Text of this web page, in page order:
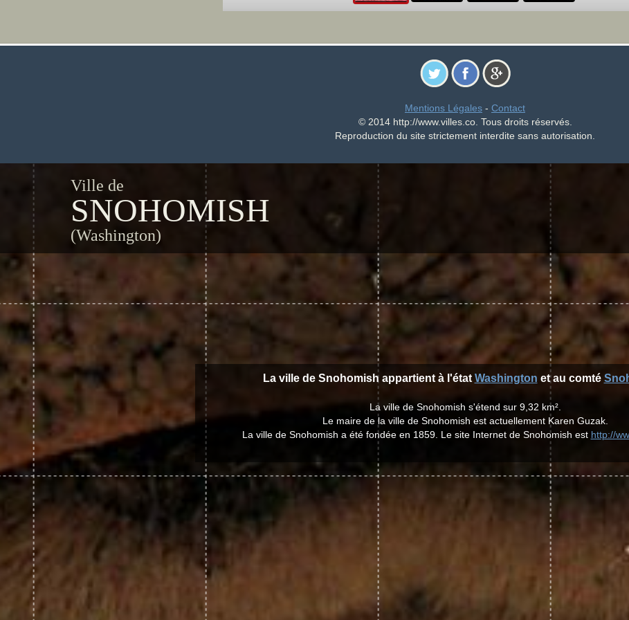
Mentions Légales - Contact
© 2014 http://www.villes.co. Tous droits réservés.
Reproduction du site strictement interdite sans autorisation.
Ville de
SNOHOMISH
(Washington)
La ville de Snohomish appartient à l'étatWashington et au comté
La ville de Snohomish s'étend sur 9,32 km².
Le maire de la ville de Snohomish est actuellement Karen Guzak.
La ville de Snohomish a été fondée en 1859. Le site Internet de Snohomish est http://